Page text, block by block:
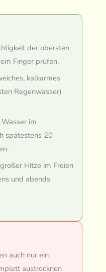
der obersten
Finger prüfen.
kalkarmes
Regenwasser)
im
spätestens 20
Hitze im Freien
und abends
auch nur ein
austrocknen